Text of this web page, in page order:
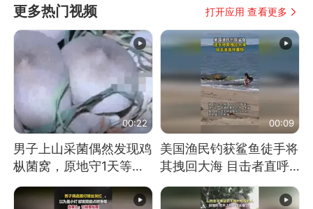
更多热门视频 打开应用 查看更多
00:22
男子上山采菌偶然发现鸡
枞菌窝，原地守1天等它
长大：挖了140多朵
00:09
美国渔民钓获鲨鱼徒手将
其拽回大海 目击者直呼
震惊 （视频来源：参考
消息）